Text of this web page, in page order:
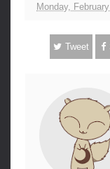
Monday,
Tweet